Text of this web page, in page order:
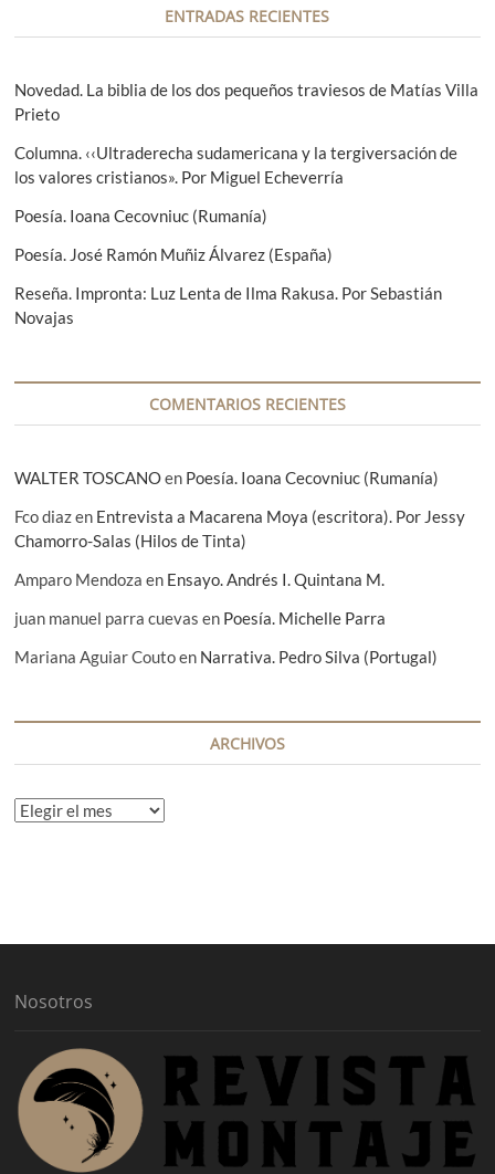
i
ó
n
d
e
e
n
t
r
a
s
e
i
:
i
u
n
t
ENTRADAS RECIENTES
Novedad. La biblia de los dos pequeños traviesos de Matías Villa
Prieto
Columna. ‹‹Ultraderecha sudamericana y la tergiversación de
los valores cristianos». Por Miguel Echeverría
Poesía. Ioana Cecovniuc (Rumanía)
Poesía. José Ramón Muñiz Álvarez (España)
Reseña. Impronta: Luz Lenta de Ilma Rakusa. Por Sebastián
Novajas
COMENTARIOS RECIENTES
WALTER TOSCANOen Poesía. Ioana Cecovniuc (Rumanía)
Fco diazen Entrevista a Macarena Moya (escritora). Por Jessy
Chamorro-Salas (Hilos de Tinta)
Amparo Mendoza en Ensayo. Andrés I. Quintana M.
juan manuel parra cuevas en Poesía. Michelle Parra
Mariana Aguiar Coutoen Narrativa. Pedro Silva (Portugal)
ARCHIVOS
A
Nosotros